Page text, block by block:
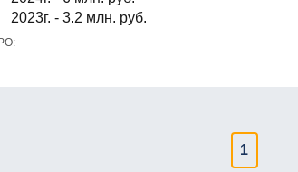
2023г. - 3.2 млн. руб.
1